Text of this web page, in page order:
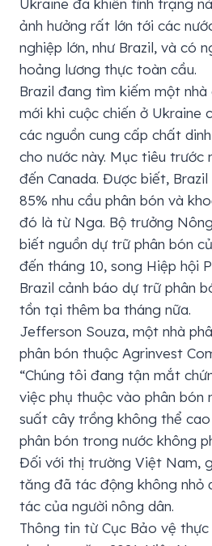
Ukraine đã khiến tình trạng
ảnh hưởng rất lớn tới các
nghiệp lớn, như Brazil, và có
hoảng lương thực toàn cầu.
Brazil đang tìm kiếm một nhà
mới khi cuộc chiến ở Ukraine
các nguồn cung cấp chất
cho nước này. Mục tiêu trước
đến Canada. Được biết,
85% nhu cầu phân bón và
đó là từ Nga. Bộ trưởng
biết nguồn dự trữ phân bón
đến tháng 10, song Hiệp hội
Brazil cảnh báo dự trữ phân
tồn tại thêm ba tháng nữa.
Jefferson Souza, một nhà
phân bón thuộc Agrinvest
“Chúng tôi đang tận mắt
việc phụ thuộc vào phân bón
suất cây trồng không thể
phân bón trong nước không
Đối với thị trường Việt Nam,
tăng đã tác động không nhỏ
tác của người nông dân.
Thông tin từ Cục Bảo vệ